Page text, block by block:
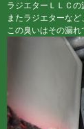
ラジエターＬＬＣの
またラジエターな
この臭いはその漏れ